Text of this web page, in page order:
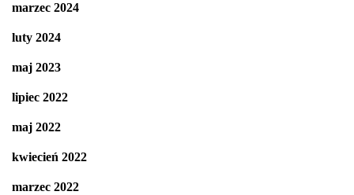
marzec 2024
luty 2024
maj 2023
lipiec 2022
maj 2022
kwiecień 2022
marzec 2022